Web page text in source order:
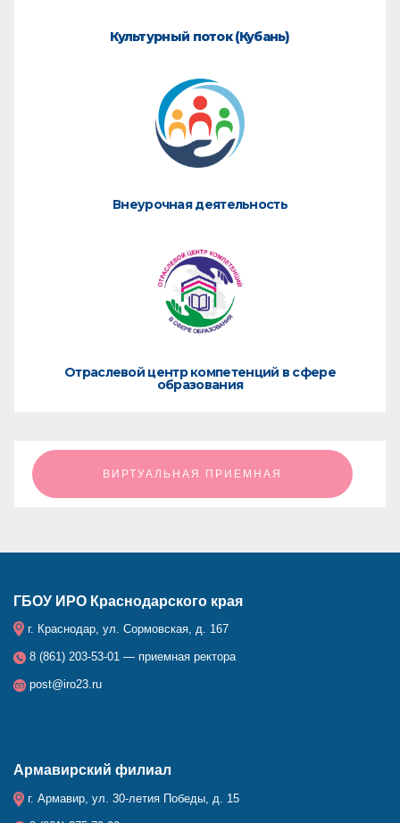
Культурный поток (Кубань)
Внеурочная деятельность
Отраслевой центр компетенций в сфере
образования
ㅤㅤㅤㅤㅤㅤㅤㅤㅤВИРТУАЛЬНАЯ ПРИЕМНАЯㅤㅤㅤㅤㅤㅤㅤㅤㅤ
ГБОУ ИРО Краснодарского края
г. Краснодар, ул. Сормовская, д. 167
8 (861) 203-53-01 — приемная ректора
post@iro23.ru
Армавирский филиал
г. Армавир, ул. 30-летия Победы, д. 15